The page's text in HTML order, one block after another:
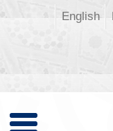
English